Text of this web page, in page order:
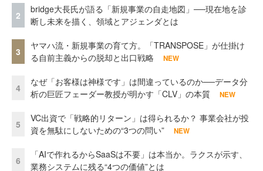
2
bridge大長氏が語る「新規事業の自走地図」──現在地を診
断し未来を描く、領域とアジェンダとは
3
ヤマハ流・新規事業の育て方。「TRANSPOSE」が仕掛け
る自前主義からの脱却と出口戦略
NEW
4
なぜ「お客様は神様です」は間違っているのか──データ分
析の巨匠フェーダー教授が明かす「CLV」の本質
NEW
5
VC出資で「戦略的リターン」は得られるか？ 事業会社が投
資を無駄にしないための“3つの問い”
NEW
6
「AIで作れるからSaaSは不要」は本当か。ラクスが示す、
業務システムに残る“4つの価値”とは